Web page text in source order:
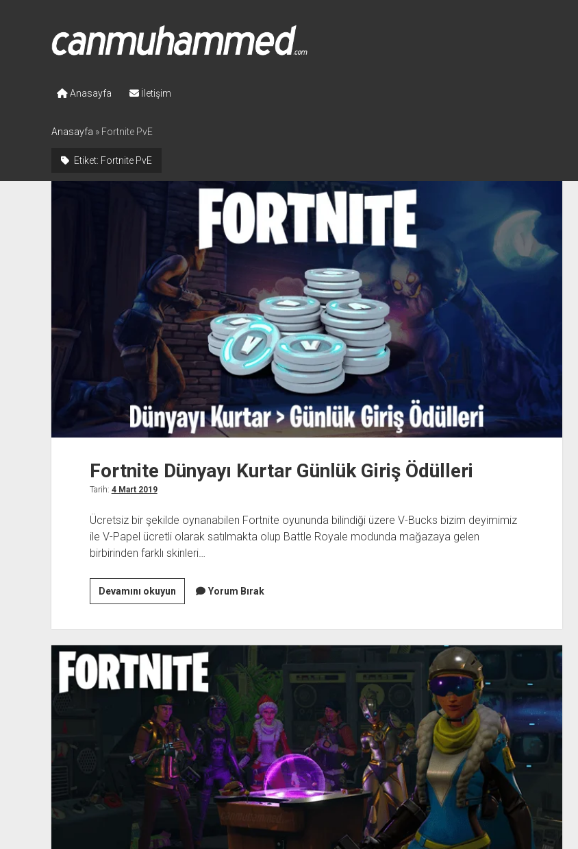
Canmuhammed.com
Anasayfa İletişim
Anasayfa » Fortnite PvE
Etiket: Fortnite PvE
Fortnite Dünyayı Kurtar Günlük Giriş Ödülleri
Tarih: 4 Mart 2019
Ücretsiz bir şekilde oynanabilen Fortnite oyununda bilindiği üzere V-Bucks bizim deyimimiz
ile V-Papel ücretli olarak satılmakta olup Battle Royale modunda mağazaya gelen
birbirinden farklı skinleri…
Devamını okuyunFortnite
Dünyayı
Giriş
Ödülleri
Yorum Bırak